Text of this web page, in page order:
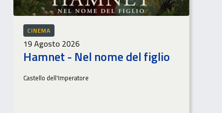
CINEMA
19 Agosto 2026
Hamnet - Nel nome del figlio
Castello dell'Imperatore